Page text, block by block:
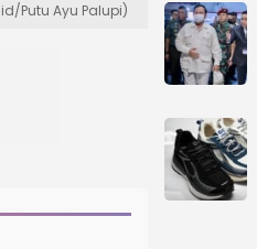
Putu Ayu Palupi)